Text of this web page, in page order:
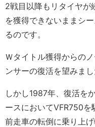
2戦目以降もリタイヤが
を獲得できないままシ
るのです。
Ｗタイトル獲得からの
ンサーの復活を望みまし
しかし1987年、復活を
ースにおいてVFR750を
前走車の転倒に乗り上